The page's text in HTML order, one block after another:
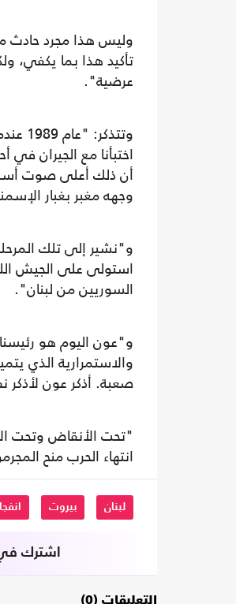
وليس هذا مجرد حادث
تأكيد هذا بما يكفي،
عرضية".
اختبأنا مع الجيران في
أن ذلك أعلى صوت
وجهه مغبر بغبار
و"نشير إلى تلك
استولى على الجيش
السوريين من لبنان".
و"عون اليوم هو
والاستمرارية الذي
صعبة. أذكر عون
"تحت الأنقاض وتحت
انتهاء الحرب منح
لبنان بيروت
اشترك في
التعليقات (0)